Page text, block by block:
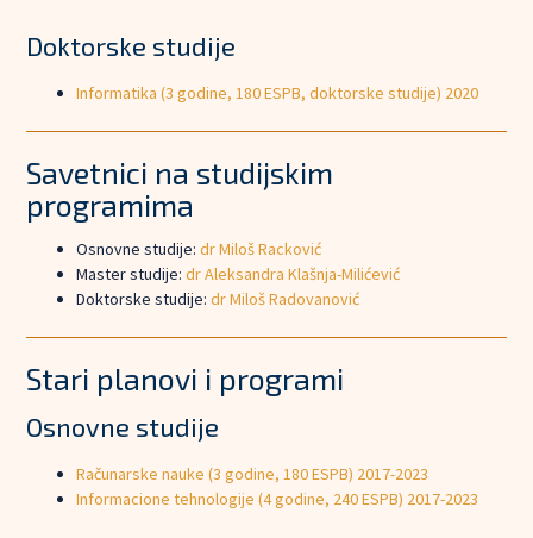
Doktorske studije
Informatika (3 godine, 180 ESPB, doktorske studije) 2020
Savetnici na studijskim
programima
Osnovne studije: dr Miloš Racković
Master studije: dr Aleksandra Klašnja-Milićević
Doktorske studije: dr Miloš Radovanović
Stari planovi i programi
Osnovne studije
Računarske nauke (3 godine, 180 ESPB) 2017-2023
Informacione tehnologije (4 godine, 240 ESPB) 2017-2023